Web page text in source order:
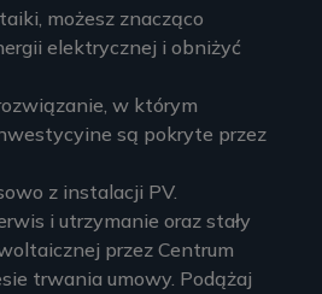
możesz znacząco
elektrycznej i obniżyć
w którym
są pokryte przez
z instalacji PV.
i utrzymanie oraz stały
przez Centrum
trwania umowy. Podążaj